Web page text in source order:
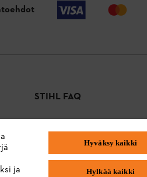
STIHL FAQ
Toimitus ja toimitus
Takaisin alkuun
ja
Hyväksy kaikki
Hylkää kaikki